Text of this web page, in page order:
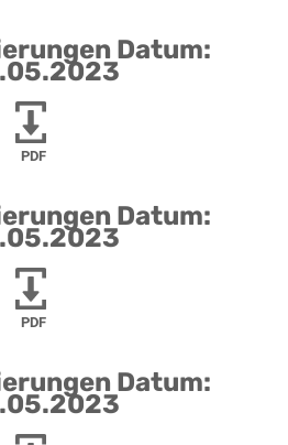
Datum:
PDF
Datum:
PDF
Datum: